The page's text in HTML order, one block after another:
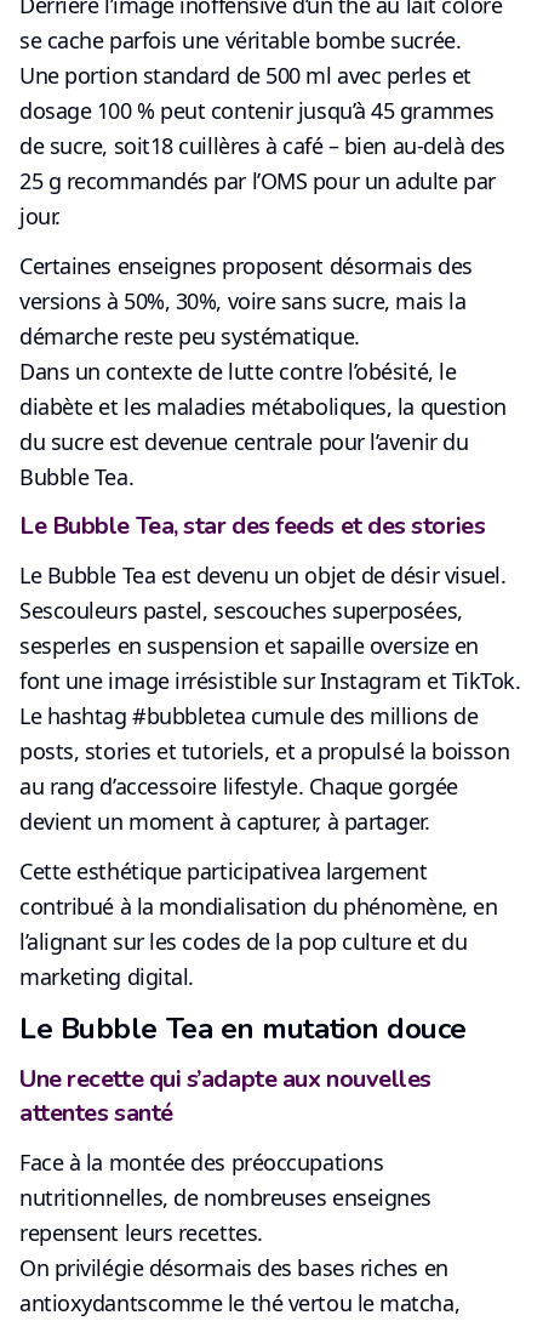
se cache parfois une véritable bombe sucrée.
Une portion standard de 500 ml avec perles et
dosage 100 % peut contenir jusqu’à45 grammes
de sucre, soit18 cuillères à café– bien au-delà des
25 g recommandés par l’OMS pour un adulte par
jour.
Certaines enseignes proposent désormais des
versions à 50%, 30%, voire sans sucre, mais la
démarche reste peu systématique.
Dans un contexte de lutte contre l’obésité, le
diabète et les maladies métaboliques, la question
du sucre est devenue centrale pour l’avenir du
Bubble Tea.
Le Bubble Tea, star des feeds et des stories
Le Bubble Tea est devenu un objet de désir visuel.
Sescouleurs pastel, sescouches superposées,
sesperles en suspension et sapaille oversizeen
font une image irrésistible sur Instagram et TikTok.
Le hashtag#bubbletea cumule des millions de
posts, stories et tutoriels, et a propulsé la boisson
au rang d’accessoire lifestyle. Chaque gorgée
devient un moment à capturer, à partager.
Cette esthétique participativea largement
contribué à la mondialisation du phénomène, en
l’alignant sur les codes de la pop culture et du
marketing digital.
Le Bubble Tea en mutation douce
Une recette qui s’adapte aux nouvelles
attentes santé
Face à la montée des préoccupations
nutritionnelles, de nombreuses enseignes
repensent leurs recettes.
On privilégie désormais des bases riches en
antioxydantscomme le thé vertou le matcha,